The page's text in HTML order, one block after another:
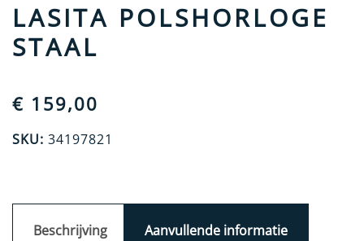
LASITA POLSHORLOGE
STAAL
€ 159,00
SKU: 34197821
Beschrijving Aanvullende informatie